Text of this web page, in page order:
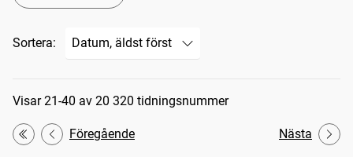
Sortera:
Sökresultat
Visar 21-40 av 20 320 tidningsnummer
Första
Föregående Nästa